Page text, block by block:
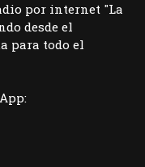
por internet "La
desde el
para todo el